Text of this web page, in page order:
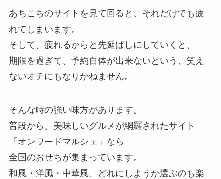
あちこちのサイトを見て回ると、それだけでも疲
れてしまいます。
そして、疲れるからと先延ばしにしていくと、
期限を過ぎて、予約自体が出来ないという、笑え
ないオチにもなりかねません。
そんな時の強い味方があります。
普段から、美味しいグルメが網羅されたサイト
「オンワードマルシェ」なら
全国のおせちが集まっています。
和風・洋風・中華風、どれにしようか選ぶのも楽